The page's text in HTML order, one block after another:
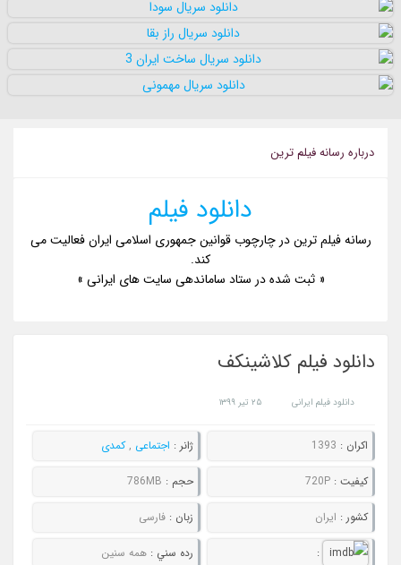
درباره رسانه فيلم ترين
دانلود فیلم
رسانه فیلم ترین در چارچوب قوانین جمهوری اسلامی ایران فعالیت می
کند.
« ثبت شده در ستاد ساماندهی سایت های ایرانی »
دانلود فیلم کلاشینکف
دانلود فیلم ایرانی ۲۵ تیر ۱۳۹۹
اکران : 1393 ژانر : اجتماعی ,کمدی
کيفيت :720P حجم : 786MB
کشور : ایران زبان : فارسی
: رده سني : همه سنین